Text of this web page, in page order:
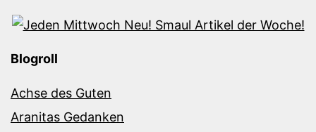
Blogroll
Achse des Guten
Aranitas Gedanken